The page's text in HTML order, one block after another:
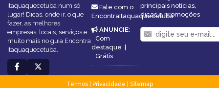
Itaquaquecetuba num só
lugar! Dicas, onde ir, o que
fazer, as melhores
empresas, locais, serviços e
muito mais no guia Encontra
Itaquaquecetuba.
Fale com o
EncontraItaquaquecetuba
ANUNCIE:
Com
destaque |
Grátis
principais notícias,
dicas e promoções
Termos| Privacidade
Sitemap